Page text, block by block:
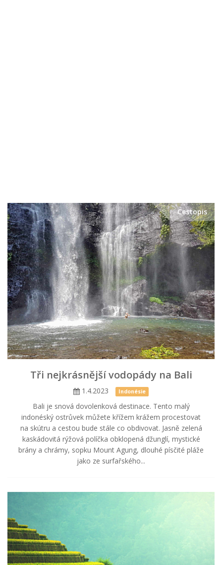
Cestopis
Tři nejkrásnější vodopády na Bali
1.4.2023 Indonésie
Bali je snová dovolenková destinace. Tento malý
indonéský ostrůvek můžete křížem krážem procestovat
na skútru a cestou bude stále co obdivovat. Jasně zelená
kaskádovitá rýžová políčka obklopená džunglí, mystické
brány a chrámy, sopku Mount Agung, dlouhé písčité pláže
jako ze surfařského...